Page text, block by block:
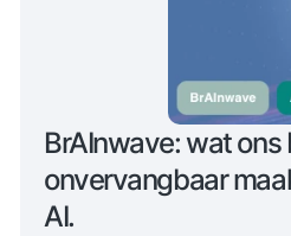
BrAInwave: wat ons
onvervangbaar
AI.